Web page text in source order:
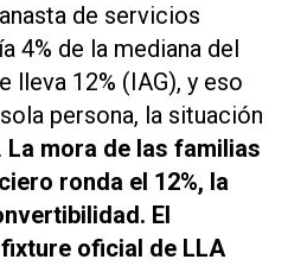
de servicios
4% de la mediana del
lleva 12% (IAG), y eso
persona, la situación
La mora de las familias
ronda el 12%, la
El
oficial de LLA